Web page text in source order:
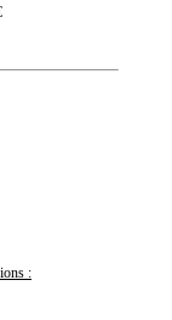
: